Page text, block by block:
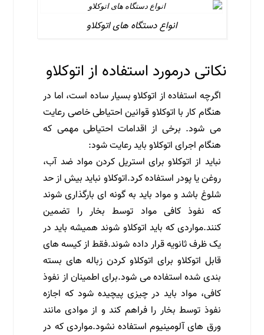
انواع دستگاه های اتوکلاو
نکاتی درمورد استفاده از اتوکلاو
اگرچه استفاده از اتوکلاو بسیار ساده است، اما در
هنگام کار با اتوکلاو قوانین احتیاطی خاصی رعایت
می شود. برخی از اقدامات احتیاطی مهمی که
هنگام اجرای اتوکلاو باید رعایت شود:
نباید از اتوکلاو برای استریل کردن مواد ضد آب،
روغن یا پودر استفاده کرد.اتوکلاو نباید بیش از حد
شلوغ باشد و مواد باید به گونه ای بارگذاری شوند
که نفوذ کافی مواد توسط بخار را تضمین
کنند.مواردی که باید اتوکلاو شوند همیشه باید در
یک ظرف ثانویه قرار داده شوند.فقط از کیسه های
قابل اتوکلاو برای اتوکلاو کردن زباله های بسته
بندی شده استفاده می شود.برای اطمینان از نفوذ
کافی، مواد باید در چیزی پیچیده شود که اجازه
نفوذ توسط بخار را فراهم کند و از موادی مانند
ورق های آلومینیوم استفاده نشود.مواردی که در